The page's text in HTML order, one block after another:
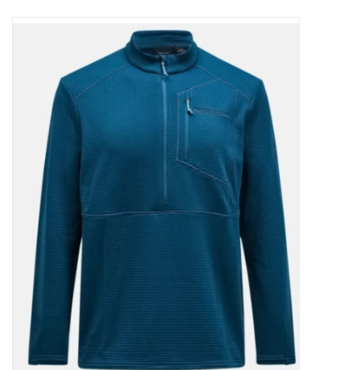
Ski Racing
Running